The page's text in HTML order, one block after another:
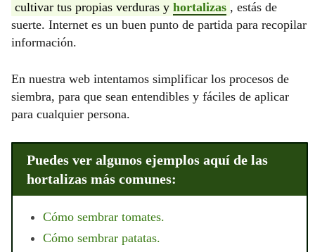
cultivar tus propias verduras y hortalizas , estás de
suerte. Internet es un buen punto de partida para recopilar
información.
En nuestra web intentamos simplificar los procesos de
siembra, para que sean entendibles y fáciles de aplicar
para cualquier persona.
Puedes ver algunos ejemplos aquí de las
hortalizas más comunes:
Cómo sembrar tomates.
Cómo sembrar patatas.